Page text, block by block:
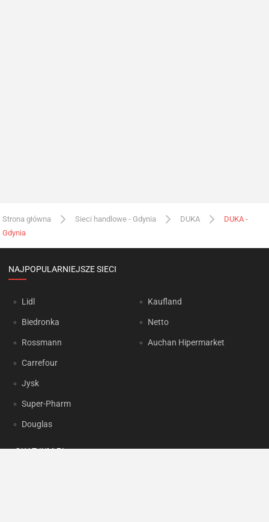
Strona główna Sieci handlowe - Gdynia DUKA
DUKA -
Gdynia
NAJPOPULARNIEJSZE SIECI
Lidl
Biedronka
Rossmann
Carrefour
Jysk
Super-Pharm
Douglas
Kaufland
Netto
Auchan Hipermarket
OKAZJUM.PL